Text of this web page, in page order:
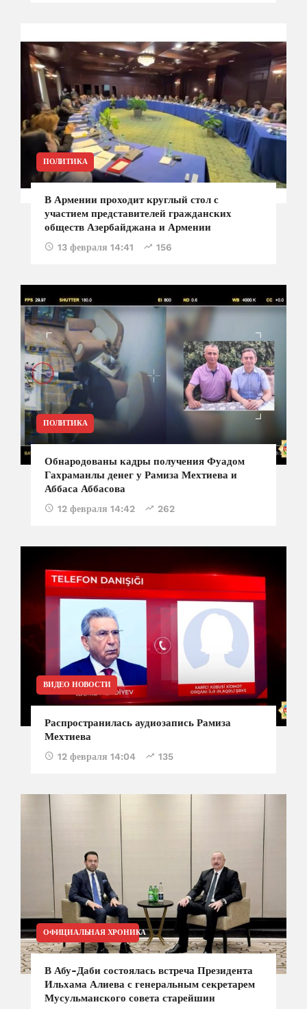
ПОЛИТИКА
В Армении проходит круглый стол с
участием представителей гражданских
обществ Азербайджана и Армении
13 февраля 14:41 156
ПОЛИТИКА
Обнародованы кадры получения Фуадом
Гахраманлы денег у Рамиза Мехтиева и
Аббаса Аббасова
12 февраля 14:42 262
ВИДЕО НОВОСТИ
Распространилась аудиозапись Рамиза
Мехтиева
12 февраля 14:04 135
ОФИЦИАЛЬНАЯ ХРОНИКА
В Абу-Даби состоялась встреча Президента
Ильхама Алиева с генеральным секретарем
Мусульманского совета старейшин